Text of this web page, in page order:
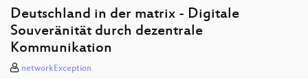
Deutschland in der matrix - Digitale
Souveränität durch dezentrale
Kommunikation
networkException